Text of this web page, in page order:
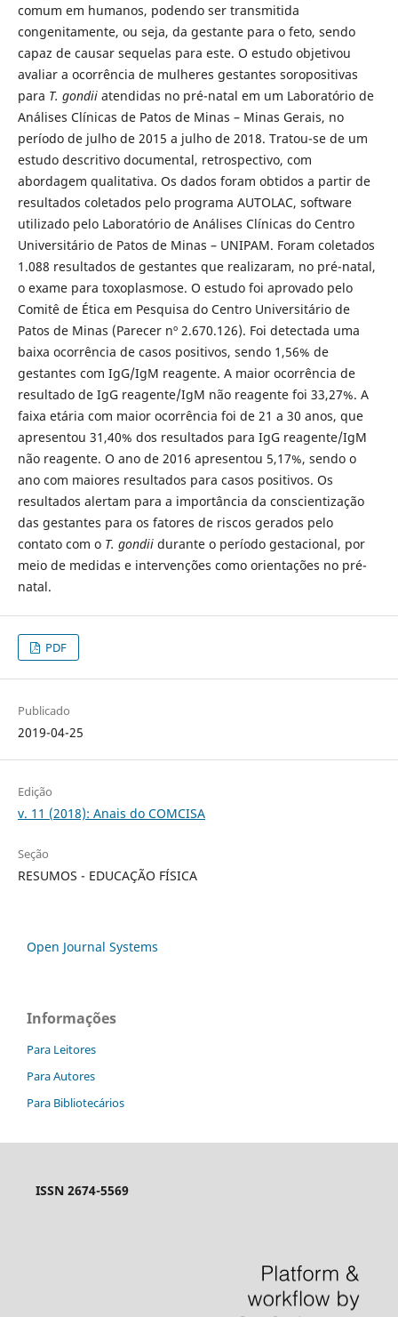
comum em humanos, podendo ser transmitida
congenitamente, ou seja, da gestante para o feto, sendo
capaz de causar sequelas para este. O estudo objetivou
avaliar a ocorrência de mulheres gestantes soropositivas
para T. gondiiatendidas no pré-natal em um Laboratório de
Análises Clínicas de Patos de Minas – Minas Gerais, no
período de julho de 2015 a julho de 2018. Tratou-se de um
estudo descritivo documental, retrospectivo, com
abordagem qualitativa. Os dados foram obtidos a partir de
resultados coletados pelo programa AUTOLAC, software
utilizado pelo Laboratório de Análises Clínicas do Centro
Universitário de Patos de Minas – UNIPAM. Foram coletados
1.088 resultados de gestantes que realizaram, no pré-natal,
o exame para toxoplasmose. O estudo foi aprovado pelo
Comitê de Ética em Pesquisa do Centro Universitário de
Patos de Minas (Parecer nº 2.670.126). Foi detectada uma
baixa ocorrência de casos positivos, sendo 1,56% de
gestantes com IgG/IgM reagente. A maior ocorrência de
resultado de IgG reagente/IgM não reagente foi 33,27%. A
faixa etária com maior ocorrência foi de 21 a 30 anos, que
apresentou 31,40% dos resultados para IgG reagente/IgM
não reagente. O ano de 2016 apresentou 5,17%, sendo o
ano com maiores resultados para casos positivos. Os
resultados alertam para a importância da conscientização
das gestantes para os fatores de riscos gerados pelo
contato com o T. gondiidurante o período gestacional, por
meio de medidas e intervenções como orientações no pré-
natal.
PDF
Publicado
2019-04-25
Edição
v. 11 (2018): Anais do COMCISA
Seção
RESUMOS - EDUCAÇÃO FÍSICA
Open Journal Systems
Informações
Para Leitores
Para Autores
Para Bibliotecários
ISSN 2674-5569